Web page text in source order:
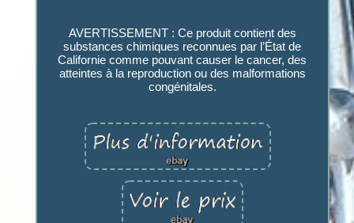
AVERTISSEMENT : Ce produit contient des
substances chimiques reconnues par l’État de
Californie comme pouvant causer le cancer, des
atteintes à la reproduction ou des malformations
congénitales.